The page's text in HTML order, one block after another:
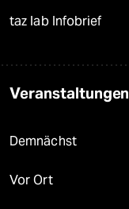
taz lab Infobrief
Veranstaltungen
Demnächst
Vor Ort